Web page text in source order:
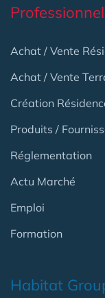
Achat / Vente
Achat / Vente
Création
Produits /
Réglementation
Actu Marché
Emploi
Formation
Habitat